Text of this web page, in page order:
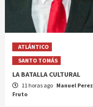
ATLÁNTICO
SANTO TOMÁS
LA BATALLA CULTURAL
11 horas ago Manuel Perez
Fruto